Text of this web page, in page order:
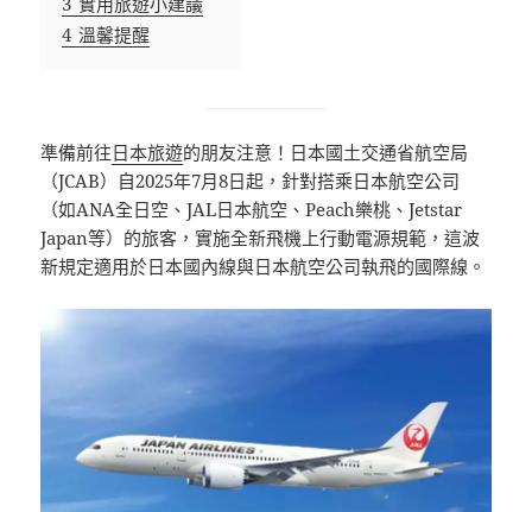
4 溫馨提醒
準備前往日本旅遊的朋友注意！日本國土交通省航空局
（JCAB）自2025年7月8日起，針對搭乘日本航空公司
（如ANA全日空、JAL日本航空、Peach樂桃、Jetstar
Japan等）的旅客，實施全新飛機上行動電源規範，這波
新規定適用於日本國內線與日本航空公司執飛的國際線。